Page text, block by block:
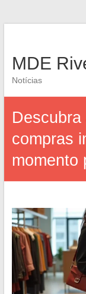
MDE
Notícias
compras
momento